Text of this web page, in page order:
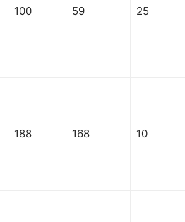
100 59 25
188 168 10